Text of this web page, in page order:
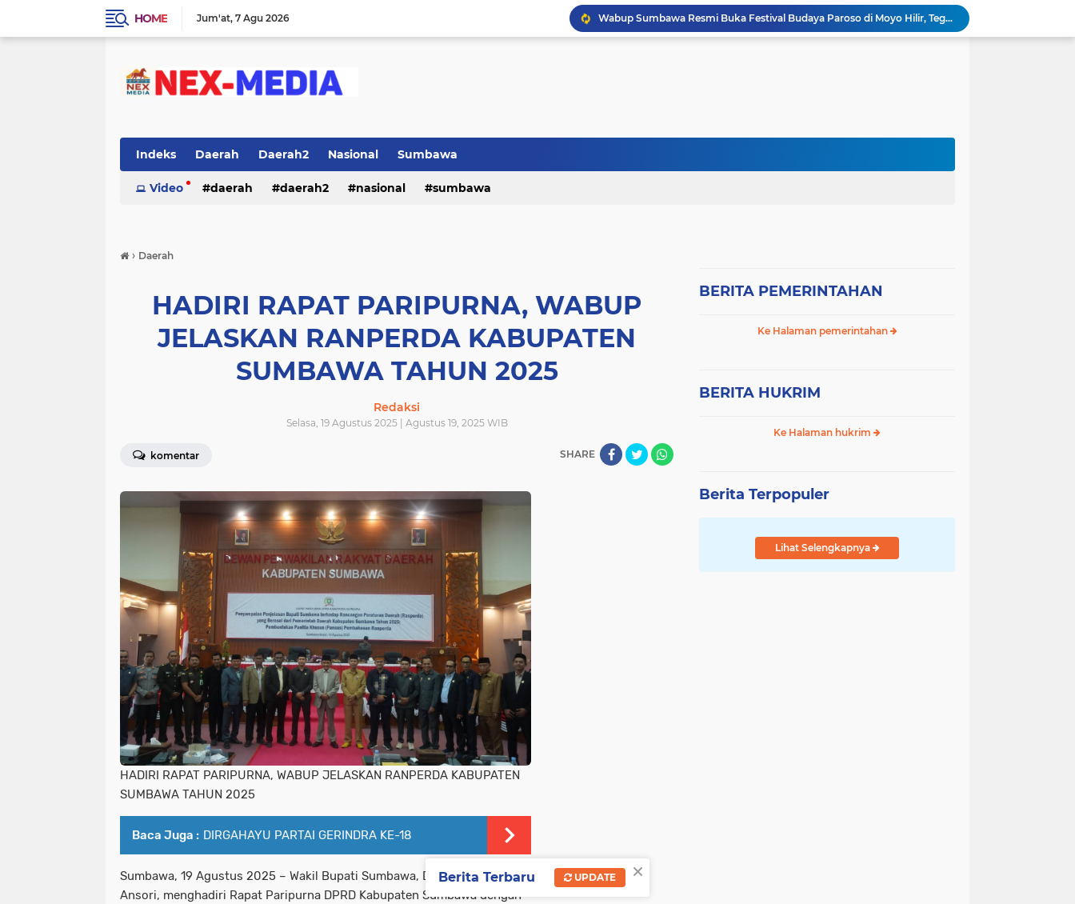
HOME Jum'at 7 Agu 2026
Wabup Sumbawa Resmi Buka Festival Budaya Paroso di Moyo Hilir, Tegaskan Komitmen Pelestarian Budaya hingga
Ancaman Gagal Panen di Hilir Lape, DPRD dan Tani Merdeka Dorong Perbaikan Irigasi Waduk Mamak
WAKIL BUPATI SUMBAWA AJAK SELURUH ELEMEN MASYARAKAT PERKUAT KASIH SAYANG DAN PERLINDUNGAN ANAK DEMI GENERASI EMAS 2045
Indeks Daerah Daerah2 Nasional Sumbawa
Video daerah daerah2 nasional sumbawa
› Daerah
HADIRI RAPAT PARIPURNA, WABUP
JELASKAN RANPERDA KABUPATEN
SUMBAWA TAHUN 2025
Redaksi
Selasa, 19 Agustus 2025 | Agustus 19, 2025 WIB
komentar SHARE
HADIRI RAPAT PARIPURNA, WABUP JELASKAN RANPERDA KABUPATEN
SUMBAWA TAHUN 2025
Baca Juga : DIRGAHAYU PARTAI GERINDRA KE-18
Sumbawa, 19 Agustus 2025 – Wakil Bupati Sumbawa, Drs. H. Mohamad
Ansori, menghadiri Rapat Paripurna DPRD Kabupaten Sumbawa dengan
BERITA PEMERINTAHAN
Ke Halaman pemerintahan
BERITA HUKRIM
Ke Halaman hukrim
Berita Terpopuler
Lihat Selengkapnya
×
Berita Terbaru UPDATE